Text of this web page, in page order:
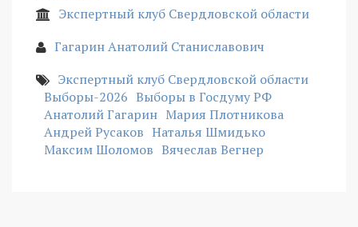
Экспертный клуб Свердловской области
Гагарин Анатолий Станиславович
Экспертный клуб Свердловской области
Выборы-2026 Выборы в Госдуму РФ
Анатолий Гагарин Мария Плотникова
Андрей Русаков Наталья Шмидько
Максим Шоломов Вячеслав Вегнер